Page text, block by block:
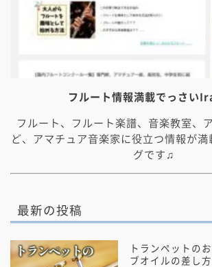
フルート情報満載でっさい
フルート、フルート楽譜、音楽教室、
ど、アマチュア音楽家に役立つ情報が満
グです♫
最新の投稿
トランペットの
ブオイルの差し方